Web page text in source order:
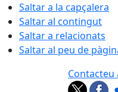
Saltar a la capçalera
Saltar al contingut
Saltar a relacionats
Saltar al peu de
Contacteu